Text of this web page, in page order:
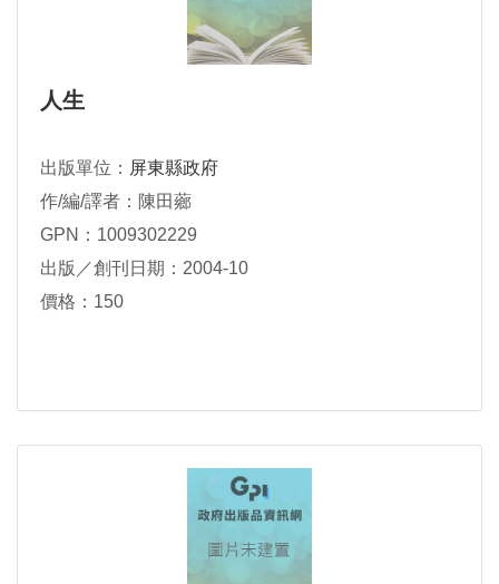
人生
出版單位： 屏東縣政府
作/編/譯者：陳田薌
GPN：1009302229
出版／創刊日期：2004-10
價格：150